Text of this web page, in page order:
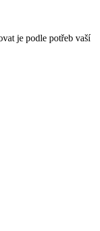
je podle potřeb vaší